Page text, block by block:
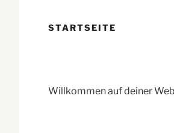
STARTSEITE
Willkommen auf deiner